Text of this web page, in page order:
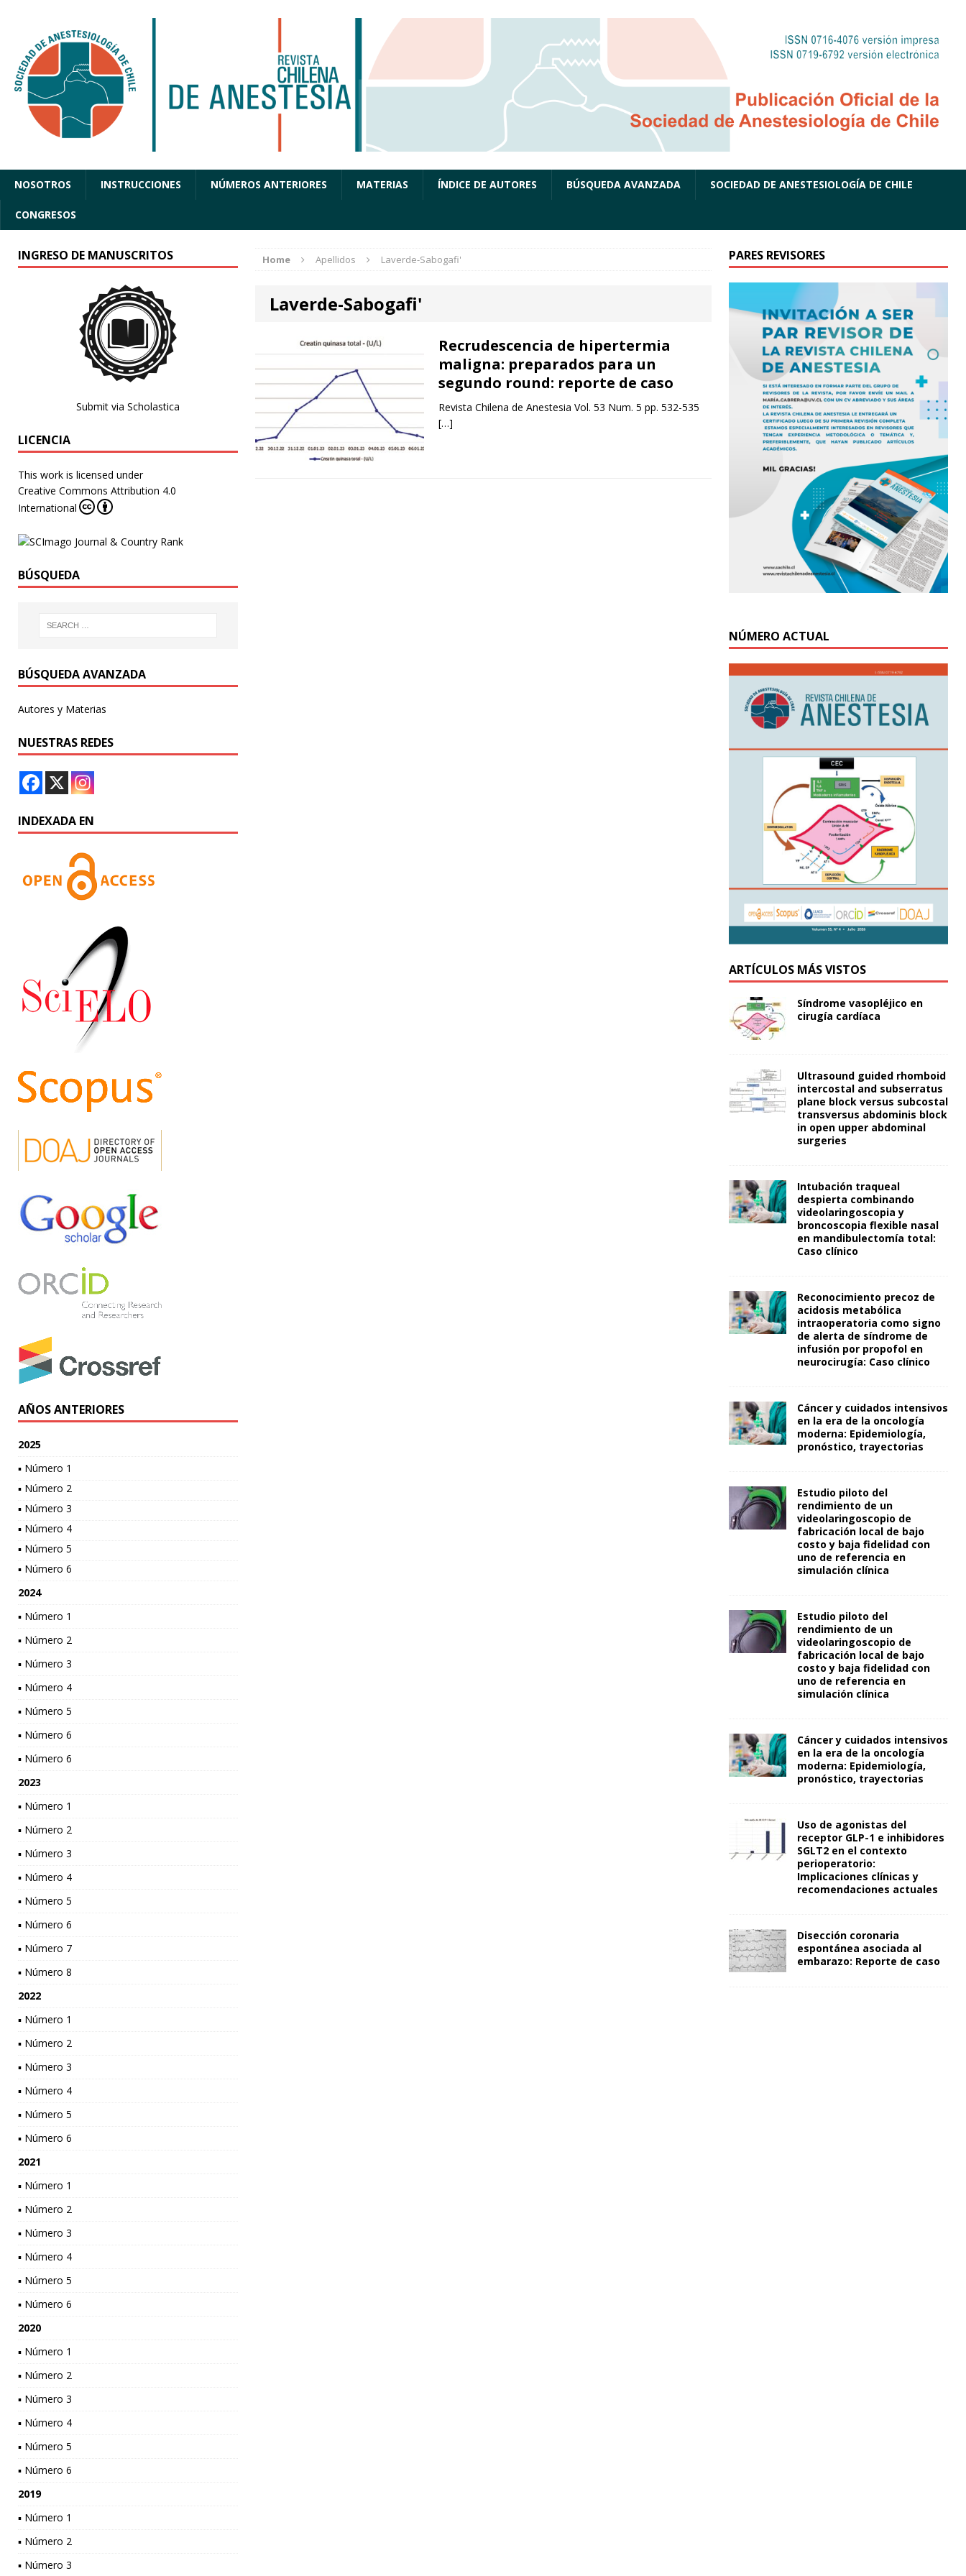
NOSOTROS INSTRUCCIONES NÚMEROS ANTERIORES MATERIAS ÍNDICE DE AUTORES BÚSQUEDA AVANZADA SOCIEDAD DE ANESTESIOLOGÍA DE CHILE
CONGRESOS
Home Apellidos Laverde-Sabogafi'
Laverde-Sabogafi'
Recrudescencia de hipertermia
maligna: preparados para un
segundo round: reporte de caso
Revista Chilena de Anestesia Vol. 53 Num. 5 pp. 532-535
[…]
INGRESO DE MANUSCRITOS
Submit via Scholastica
LICENCIA
This work is licensed under
Creative Commons Attribution 4.0
International
BÚSQUEDA
BÚSQUEDA AVANZADA
Autores y Materias
NUESTRAS REDES
INDEXADA EN
AÑOS ANTERIORES
2025
▪ Número 1
▪ Número 2
▪ Número 3
▪ Número 4
▪ Número 5
▪ Número 6
2024
▪ Número 1
▪ Número 2
▪ Número 3
▪ Número 4
▪ Número 5
▪ Número 6
▪ Número 6
2023
▪ Número 1
▪ Número 2
▪ Número 3
▪ Número 4
▪ Número 5
▪ Número 6
▪ Número 7
▪ Número 8
2022
▪ Número 1
▪ Número 2
▪ Número 3
▪ Número 4
▪ Número 5
▪ Número 6
2021
▪ Número 1
▪ Número 2
▪ Número 3
▪ Número 4
▪ Número 5
▪ Número 6
2020
▪ Número 1
▪ Número 2
▪ Número 3
▪ Número 4
▪ Número 5
▪ Número 6
2019
▪ Número 1
▪ Número 2
▪ Número 3
PARES REVISORES
NÚMERO ACTUAL
ARTÍCULOS MÁS VISTOS
Síndrome vasopléjico en
cirugía cardíaca
Ultrasound guided rhomboid
intercostal and subserratus
plane block versus subcostal
transversus abdominis block
in open upper abdominal
surgeries
Intubación traqueal
despierta combinando
videolaringoscopia y
broncoscopia flexible nasal
en mandibulectomía total:
Caso clínico
Reconocimiento precoz de
acidosis metabólica
intraoperatoria como signo
de alerta de síndrome de
infusión por propofol en
neurocirugía: Caso clínico
Cáncer y cuidados intensivos
en la era de la oncología
moderna: Epidemiología,
pronóstico, trayectorias
Estudio piloto del
rendimiento de un
videolaringoscopio de
fabricación local de bajo
costo y baja fidelidad con
uno de referencia en
simulación clínica
Estudio piloto del
rendimiento de un
videolaringoscopio de
fabricación local de bajo
costo y baja fidelidad con
uno de referencia en
simulación clínica
Cáncer y cuidados intensivos
en la era de la oncología
moderna: Epidemiología,
pronóstico, trayectorias
Uso de agonistas del
receptor GLP-1 e inhibidores
SGLT2 en el contexto
perioperatorio:
Implicaciones clínicas y
recomendaciones actuales
Disección coronaria
espontánea asociada al
embarazo: Reporte de caso